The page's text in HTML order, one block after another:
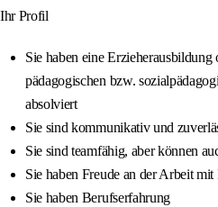
Ihr Profil
Sie haben eine
pädagogischen bzw.
absolviert
Sie sind kommunikativ und
Sie sind teamfähig, aber können
Sie haben Freude an der Arbeit
Sie haben Berufserfahrung